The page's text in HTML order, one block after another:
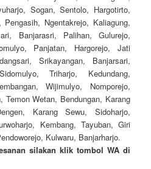
Sogan, Sentolo, Hargotirto,
Ngentakrejo, Kaliagung,
Banjarasri, Palihan, Gulurejo,
Panjatan, Hargorejo, Jati
Srikayangan, Banjarsari,
Triharjo, Kedundang,
Wijimulyo, Nomporejo,
Temon Wetan, Bendungan, Karang
Karang Sewu, Sidoharjo,
Kembang, Tayuban, Giri
Kulwaru, Banjarharjo.
silakan klik tombol WA di